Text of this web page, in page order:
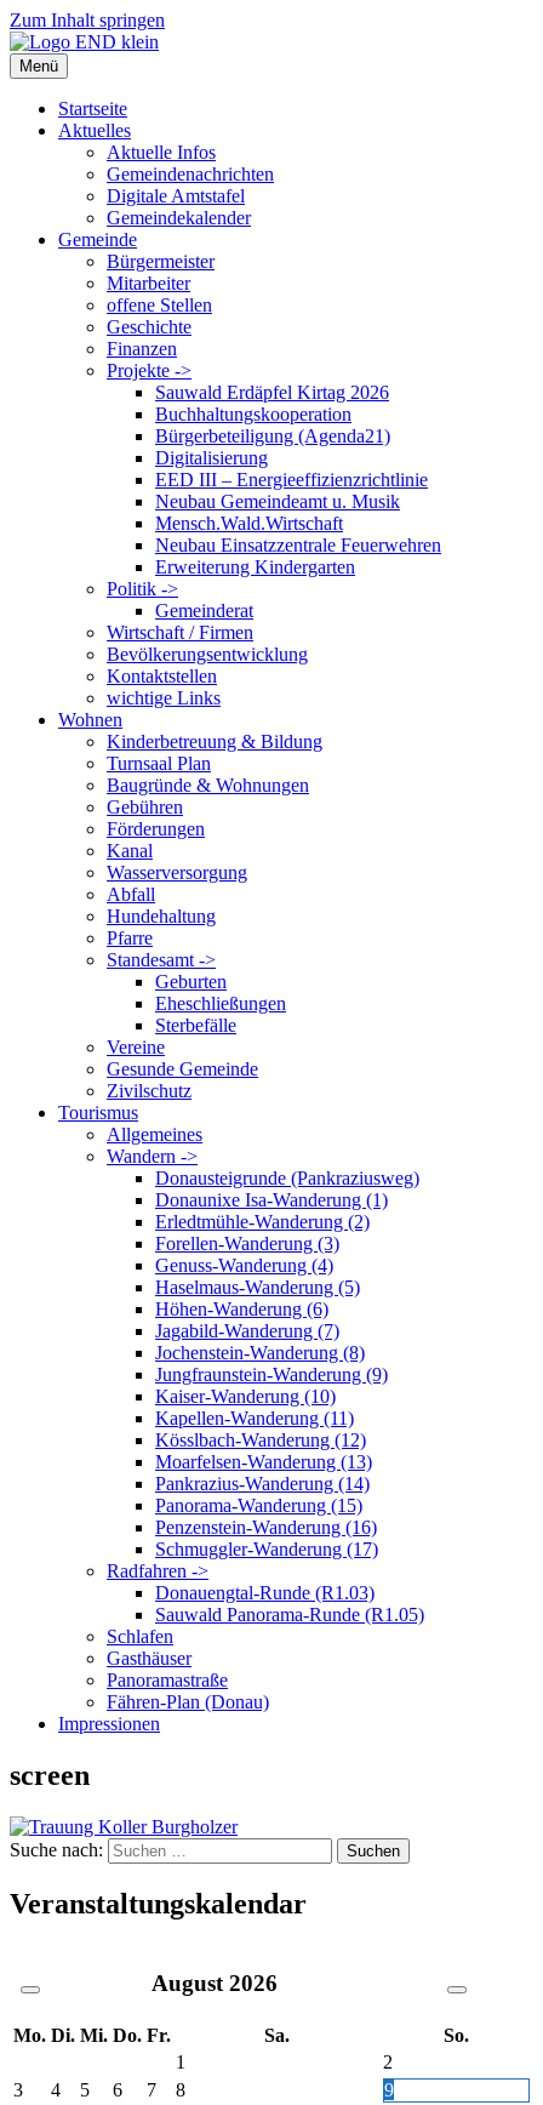
Zum Inhalt springen
Menü
Startseite
Aktuelles
Aktuelle Infos
Gemeindenachrichten
Digitale Amtstafel
Gemeindekalender
Gemeinde
Bürgermeister
Mitarbeiter
offene Stellen
Geschichte
Finanzen
Projekte ->
Sauwald Erdäpfel Kirtag 2026
Buchhaltungskooperation
Bürgerbeteiligung (Agenda21)
Digitalisierung
EED III – Energieeffizienzrichtlinie
Neubau Gemeindeamt u. Musik
Mensch.Wald.Wirtschaft
Neubau Einsatzzentrale Feuerwehren
Erweiterung Kindergarten
Politik ->
Gemeinderat
Wirtschaft / Firmen
Bevölkerungsentwicklung
Kontaktstellen
wichtige Links
Wohnen
Kinderbetreuung & Bildung
Turnsaal Plan
Baugründe & Wohnungen
Gebühren
Förderungen
Kanal
Wasserversorgung
Abfall
Hundehaltung
Pfarre
Standesamt ->
Geburten
Eheschließungen
Sterbefälle
Vereine
Gesunde Gemeinde
Zivilschutz
Tourismus
Allgemeines
Wandern ->
Donausteigrunde (Pankraziusweg)
Donaunixe Isa-Wanderung (1)
Erledtmühle-Wanderung (2)
Forellen-Wanderung (3)
Genuss-Wanderung (4)
Haselmaus-Wanderung (5)
Höhen-Wanderung (6)
Jagabild-Wanderung (7)
Jochenstein-Wanderung (8)
Jungfraunstein-Wanderung (9)
Kaiser-Wanderung (10)
Kapellen-Wanderung (11)
Kösslbach-Wanderung (12)
Moarfelsen-Wanderung (13)
Pankrazius-Wanderung (14)
Panorama-Wanderung (15)
Penzenstein-Wanderung (16)
Schmuggler-Wanderung (17)
Radfahren ->
Donauengtal-Runde (R1.03)
Sauwald Panorama-Runde (R1.05)
Schlafen
Gasthäuser
Panoramastraße
Fähren-Plan (Donau)
Impressionen
screen
Suche nach:
Veranstaltungskalendar
August 2026
Mo. Di. Mi. Do. Fr. Sa.
So.
1
2
3
4 5 6 7 8 9